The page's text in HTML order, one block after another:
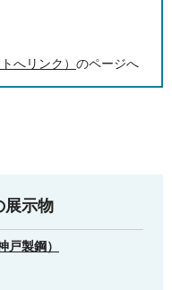
へリンク） のページへ
展示物
製鋼）